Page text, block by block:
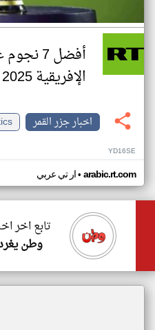
أفضل 7
الإفريقية 2025
اخبار جزر القمر
YD16SE
ار تي عربي• arabic.rt.com
تابع اخر
وطن